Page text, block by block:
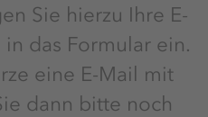
Sie hierzu Ihre E-
das Formular ein.
eine E-Mail mit
dann bitte noch